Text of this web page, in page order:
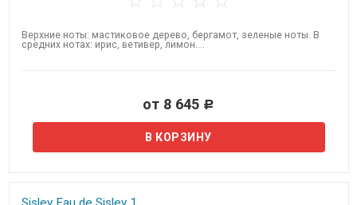
Верхние ноты: мастиковое дерево, бергамот, зеленые ноты. В
средних нотах: ирис, ветивер, лимон....
от 8 645 Р